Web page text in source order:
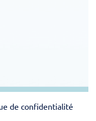
de confidentialité